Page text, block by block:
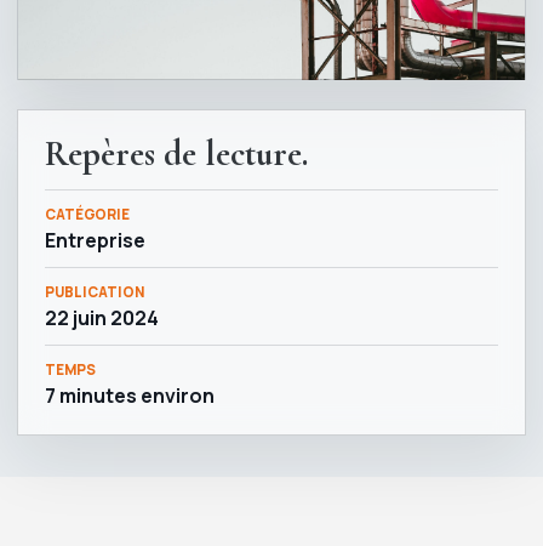
Repères de lecture.
CATÉGORIE
Entreprise
PUBLICATION
22 juin 2024
TEMPS
7 minutes environ